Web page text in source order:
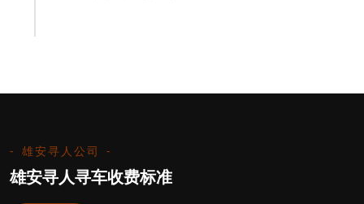
雄安寻人公司
雄安寻人寻车收费标准